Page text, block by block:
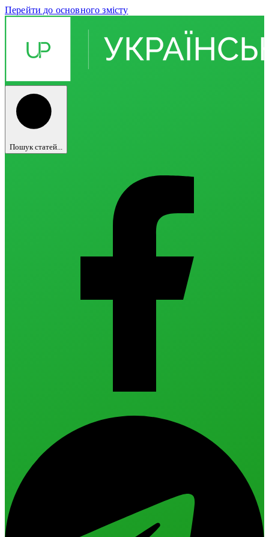
Перейти до основного змісту
Пошук статей...